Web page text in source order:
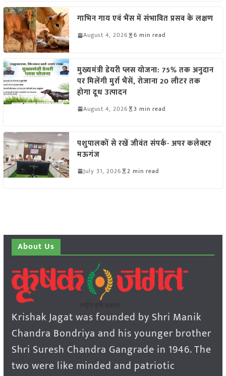
गाभिन गाय एवं भैंस में संभावित प्रसव के लक्षण
August 4, 2026 6 min read
मुख्यमंत्री डेयरी प्लस योजना: 75% तक अनुदान
पर मिलेंगी मुर्रा भैंसें, रोजाना 20 लीटर तक
होगा दूध उत्पादन
August 4, 2026 3 min read
पशुपालकों से रखें जीवंत संपर्क- अपर कलेक्टर
मऊगंज
July 31, 2026 2 min read
About Us
Krishak Jagat was founded by Shri Manik
Chandra Bondriya and his younger brother
Shri Suresh Chandra Gangrade in 1946. The
two were like minded and patriotic